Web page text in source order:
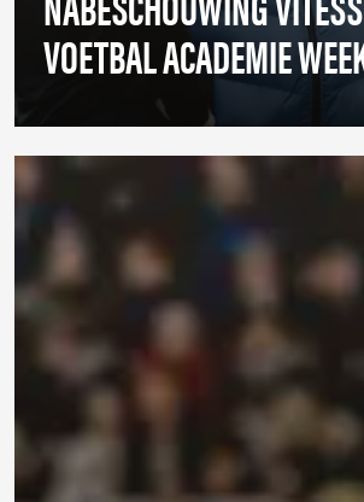
VOETBAL ACADEMIE